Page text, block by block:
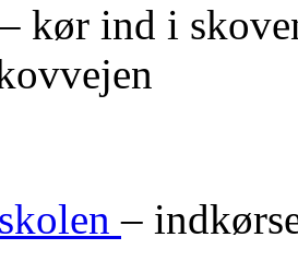
– kør ind i
–